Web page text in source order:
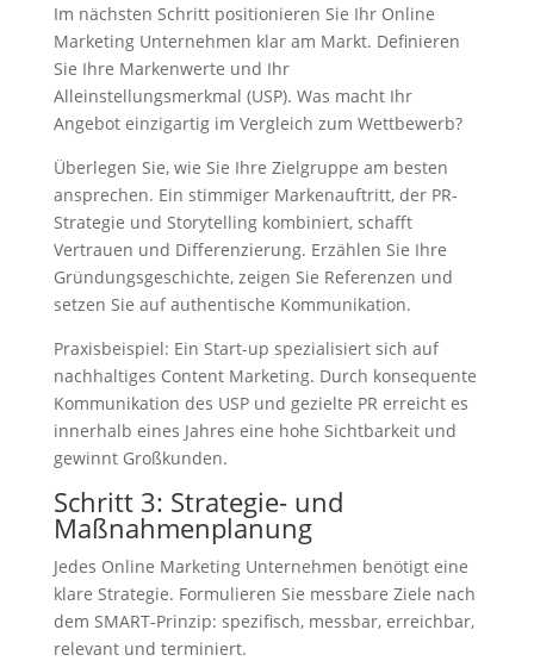
Im nächsten Schritt positionieren Sie Ihr Online
Marketing Unternehmen klar am Markt. Definieren
Sie Ihre Markenwerte und Ihr
Alleinstellungsmerkmal (USP). Was macht Ihr
Angebot einzigartig im Vergleich zum Wettbewerb?
Überlegen Sie, wie Sie Ihre Zielgruppe am besten
ansprechen. Ein stimmiger Markenauftritt, der PR-
Strategie und Storytelling kombiniert, schafft
Vertrauen und Differenzierung. Erzählen Sie Ihre
Gründungsgeschichte, zeigen Sie Referenzen und
setzen Sie auf authentische Kommunikation.
Praxisbeispiel: Ein Start-up spezialisiert sich auf
nachhaltiges Content Marketing. Durch konsequente
Kommunikation des USP und gezielte PR erreicht es
innerhalb eines Jahres eine hohe Sichtbarkeit und
gewinnt Großkunden.
Schritt 3: Strategie- und
Maßnahmenplanung
Jedes Online Marketing Unternehmen benötigt eine
klare Strategie. Formulieren Sie messbare Ziele nach
dem SMART-Prinzip: spezifisch, messbar, erreichbar,
relevant und terminiert.